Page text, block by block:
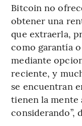
Bitcoin no
obtener una
que extraerla,
como garantía
mediante
reciente, y
se encuentran
tienen la mente
considerando”,